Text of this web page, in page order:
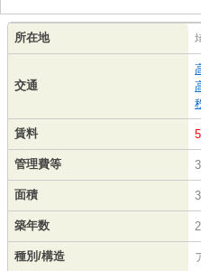
所在地
交通
賃料
管理費等
面積
築年数
種別/構造